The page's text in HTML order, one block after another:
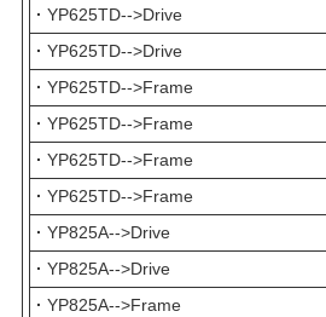
· YP625TD-->Drive
· YP625TD-->Drive
· YP625TD-->Frame
· YP625TD-->Frame
· YP625TD-->Frame
· YP625TD-->Frame
· YP825A-->Drive
· YP825A-->Drive
· YP825A-->Frame